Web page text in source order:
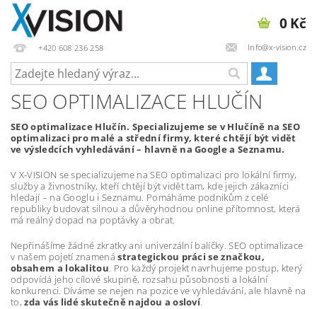
+420 608 236 258 Info@x-vision.cz
0 Kč
SEO OPTIMALIZACE HLUČÍN
SEO optimalizace Hlučín. Specializujeme se v Hlučíně na SEO
optimalizaci pro malé a střední firmy, které chtějí být vidět
ve výsledcích vyhledávání – hlavně na Google a Seznamu.
V X-VISION se specializujeme na SEO optimalizaci pro lokální firmy,
služby a živnostníky, kteří chtějí být vidět tam, kde jejich zákazníci
hledají – na Googlu i Seznamu. Pomáháme podnikům z celé
republiky budovat silnou a důvěryhodnou online přítomnost, která
má reálný dopad na poptávky a obrat.
Nepřinášíme žádné zkratky ani univerzální balíčky. SEO optimalizace
v našem pojetí znamenástrategickou práci se značkou,
obsahem a lokalitou. Pro každý projekt navrhujeme postup, který
odpovídá jeho cílové skupině, rozsahu působnosti a lokální
konkurenci. Díváme se nejen na pozice ve vyhledávání, ale hlavně na
to,zda vás lidé skutečně najdou a osloví.